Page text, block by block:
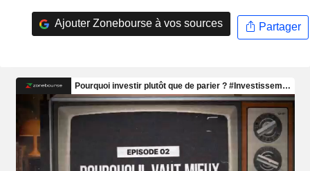
Ajouter Zonebourse à vos sources Partager